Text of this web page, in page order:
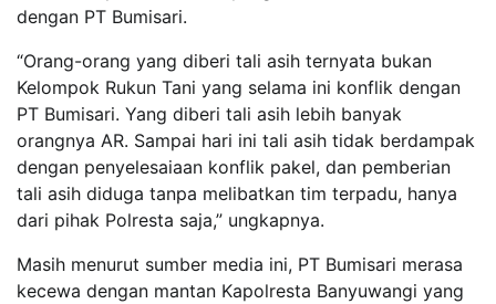
dengan PT Bumisari.
“Orang-orang yang diberi tali asih ternyata bukan
Kelompok Rukun Tani yang selama ini konflik dengan
PT Bumisari. Yang diberi tali asih lebih banyak
orangnya AR. Sampai hari ini tali asih tidak berdampak
dengan penyelesaiaan konflik pakel, dan pemberian
tali asih diduga tanpa melibatkan tim terpadu, hanya
dari pihak Polresta saja,” ungkapnya.
Masih menurut sumber media ini, PT Bumisari merasa
kecewa dengan mantan Kapolresta Banyuwangi yang